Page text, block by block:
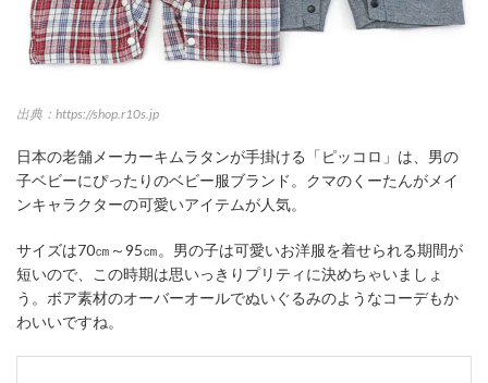
出典：https://shop.r10s.jp
日本の老舗メーカーキムラタンが手掛ける「ピッコロ」は、男の
子ベビーにぴったりのベビー服ブランド。クマのくーたんがメイ
ンキャラクターの可愛いアイテムが人気。
サイズは70㎝～95㎝。男の子は可愛いお洋服を着せられる期間が
短いので、この時期は思いっきりプリティに決めちゃいましょ
う。ボア素材のオーバーオールでぬいぐるみのようなコーデもか
わいいですね。